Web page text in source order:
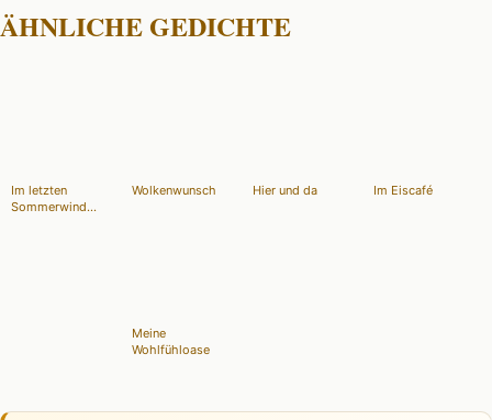
ÄHNLICHE GEDICHTE
Im letzten
Sommerwind...
Wolkenwunsch Hier und da Im Eiscafé
Meine
Wohlfühloase